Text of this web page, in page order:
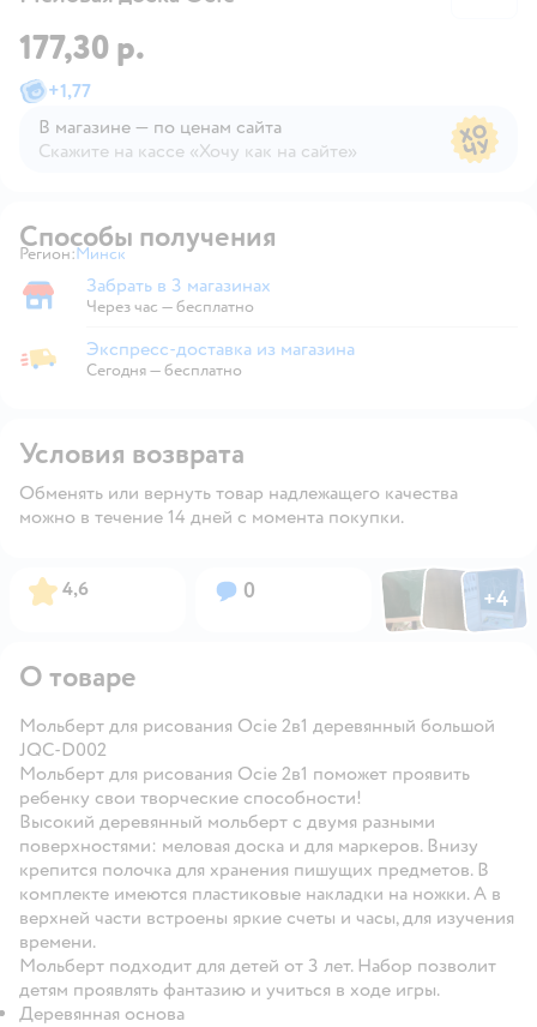
177,30 р.
+1,77
В магазине — по ценам сайта
Скажите на кассе «Хочу как на сайте»
Способы получения
Регион: Выбор адреса доставки.
Минск
Забрать в магазине
Забрать в 3 магазинах
Через час — бесплатно
Экспресс-доставка из магазина
Экспресс-доставка из магазина
Сегодня—бесплатно
Условия возврата
Обменять или вернуть товар надлежащего качества
можно в течение 14 дней с момента покупки.
Рейтинг:
4,6 Вопросов:
0 ФотоФотоФото
+4
Открыть
О товаре
Мольберт для рисования Ocie 2в1 деревянный большой
JQC-D002
Мольберт для рисования Ocie 2в1 поможет проявить
ребенку свои творческие способности!
Высокий деревянный мольберт с двумя разными
поверхностями: меловая доска и для маркеров. Внизу
крепится полочка для хранения пишущих предметов. В
комплекте имеются пластиковые накладки на ножки. А в
верхней части встроены яркие счеты и часы, для изучения
времени.
Мольберт подходит для детей от 3 лет. Набор позволит
детям проявлять фантазию и учиться в ходе игры.
Деревянная основа